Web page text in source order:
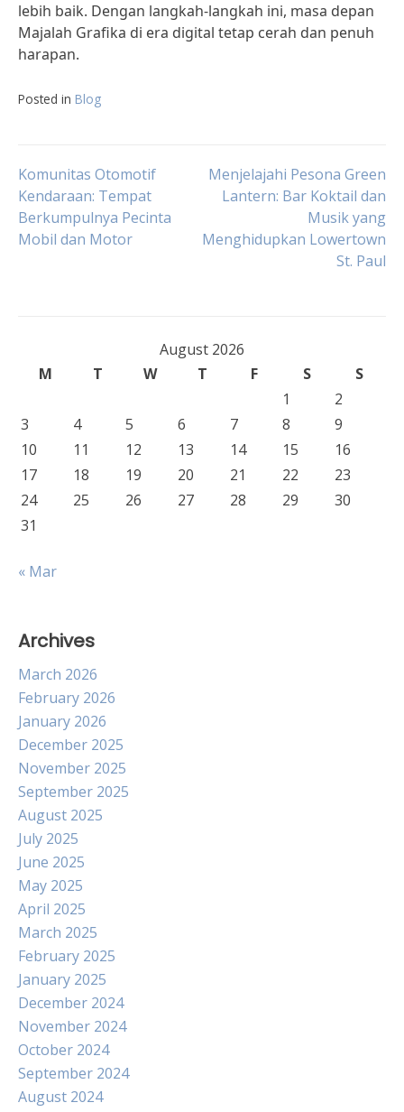
lebih baik. Dengan langkah-langkah ini, masa depan
Majalah Grafika di era digital tetap cerah dan penuh
harapan.
Posted in Blog
Post
navigation
Komunitas Otomotif
Kendaraan: Tempat
Berkumpulnya Pecinta
Mobil dan Motor
Menjelajahi Pesona Green
Lantern: Bar Koktail dan
Musik yang
Menghidupkan Lowertown
St. Paul
August 2026
M
T W T F S
S
1
2
3
4 5 6 7 8
9
10
11 12 13 14 15
16
17
18 19 20 21 22
23
24
25 26 27 28 29
30
31
« Mar
Archives
March 2026
February 2026
January 2026
December 2025
November 2025
September 2025
August 2025
July 2025
June 2025
May 2025
April 2025
March 2025
February 2025
January 2025
December 2024
November 2024
October 2024
September 2024
August 2024